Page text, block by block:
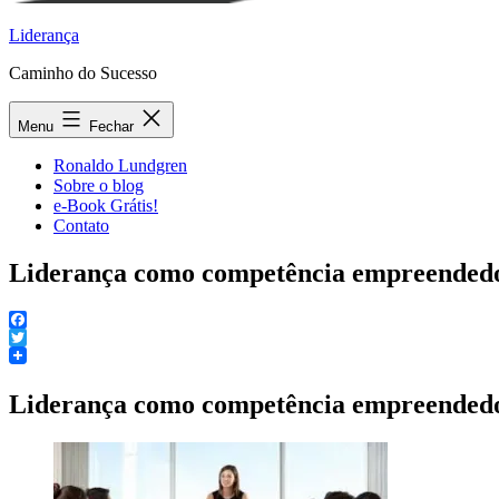
Liderança
Caminho do Sucesso
Menu Fechar
Ronaldo Lundgren
Sobre o blog
e-Book Grátis!
Contato
Liderança como competência
Facebook
Twitter
Liderança como competência